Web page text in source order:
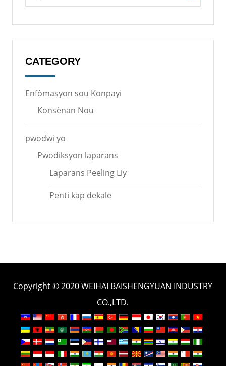
CATEGORY
Enfòmasyon sou Konpayi
Konsènan Nou
pwodwi yo
Pwodiksyon laparans
Laparans Peeling Liy
Penti kap dekale
Copyright © 2020 WEIHAI BAISHENGYUAN INDUSTRY
CO.,LTD.